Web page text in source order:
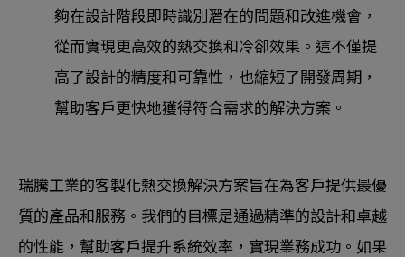
夠在設計階段即時識別潛在的問題和改進機會，
從而實現更高效的熱交換和冷卻效果。這不僅提
高了設計的精度和可靠性，也縮短了開發周期，
幫助客戶更快地獲得符合需求的解決方案。
瑞騰工業的客製化熱交換解決方案旨在為客戶提供最優
質的產品和服務。我們的目標是通過精準的設計和卓越
的性能，幫助客戶提升系統效率，實現業務成功。如果